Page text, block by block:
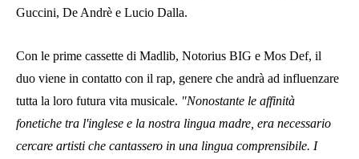
Guccini, De Andrè e Lucio Dalla.
Con le prime cassette di Madlib, Notorius BIG e Mos Def, il
duo viene in contatto con il rap, genere che andrà ad influenzare
tutta la loro futura vita musicale. "Nonostante le affinità
fonetiche tra l'inglese e la nostra lingua madre, era necessario
cercare artisti che cantassero in una lingua comprensibile. I